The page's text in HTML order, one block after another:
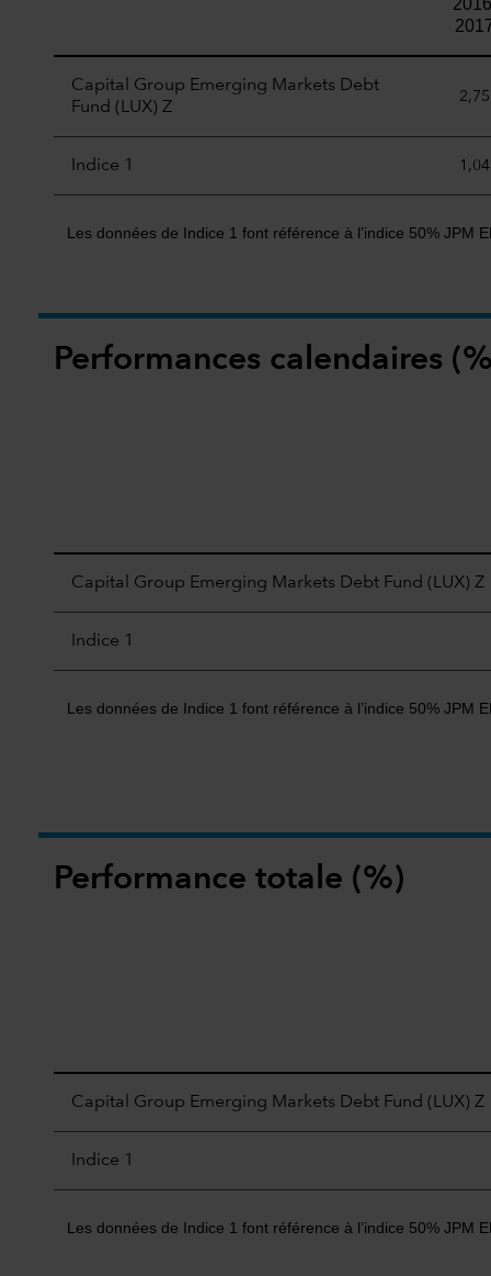
Capital Group Emerging Markets Debt
Fund (LUX) Z
2,75
Indice 1 1,04
Les données de Indice 1 font référence à l’indice 50% JPM
Performances calendaires
Capital Group Emerging Markets Debt Fund (LUX) Z
Indice 1
Les données de Indice 1 font référence à l’indice 50% JPM
Performance totale (%)
Capital Group Emerging Markets Debt Fund (LUX) Z
Indice 1
Les données de Indice 1 font référence à l’indice 50% JPM